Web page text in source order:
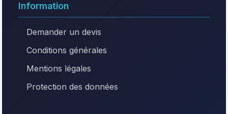
Information
Demander un devis
Conditions générales
Mentions légales
Protection des données